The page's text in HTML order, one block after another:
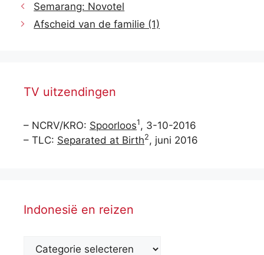
Semarang: Novotel
Afscheid van de familie (1)
TV uitzendingen
– NCRV/KRO: Spoorloos1, 3-10-2016
– TLC: Separated at Birth2, juni 2016
Indonesië en reizen